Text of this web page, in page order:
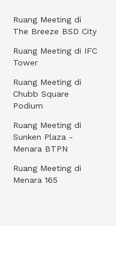
Ruang Meeting di
The Breeze BSD City
Ruang Meeting di IFC
Tower
Ruang Meeting di
Chubb Square
Podium
Ruang Meeting di
Sunken Plaza -
Menara BTPN
Ruang Meeting di
Menara 165